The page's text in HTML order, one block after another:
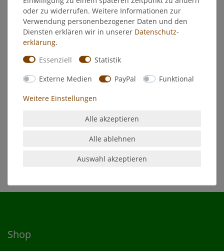
Hersteller
Feidal Bootslack Klarlack farblos
Für transparente Lackierung edler Holzoberflächen wie
Bootsaufbauten oberhalb der Wasserlinie,
Inneneinrichtungen von Booten wie Möbel, Türen,
Holzvertäfelungen sowie als farbloser Glanzüberzug auf
Flächen. Nicht für die Beschichtung von Bootsteilen mit
dauerhaftem Wassrkontakt (z.B. Bootsrümpfen) geeignet.
Shop
oder zu widerrufen. Weitere Informationen zur
Verwendung personenbezogener Daten und den
Diensten erklären wir in unserer Daten­schutz­
erklärung.
Essenziell
Statistik
Externe Medien PayPal Funktional
Weitere Einstellungen
Alle akzeptieren
Alle ablehnen
Auswahl akzeptieren